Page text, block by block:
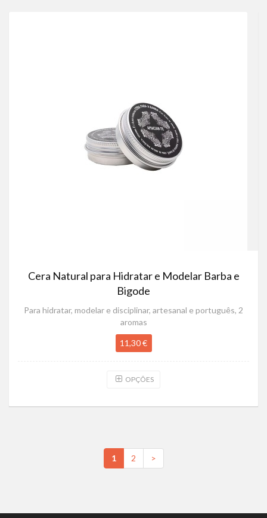
Cera Natural para Hidratar e Modelar Barba e
Bigode
Para hidratar, modelar e disciplinar, artesanal e português, 2
aromas
11,30 €
OPÇÕES
1 2 >